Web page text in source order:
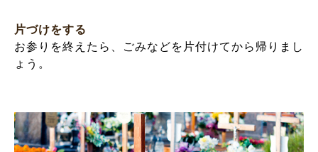
片づけをする
お参りを終えたら、ごみなどを片付けてから帰りまし
ょう。